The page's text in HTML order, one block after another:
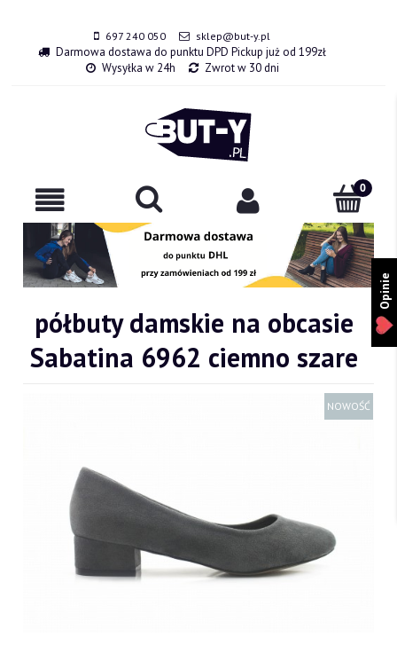
697 240 050 sklep@but-y.pl
Darmowa dostawa do punktu DPD Pickup już od 199zł
Wysyłka w 24h
Zwrot w 30 dni
półbuty damskie na obcasie
Sabatina 6962 ciemno szare
NOWOŚĆ
Opinie